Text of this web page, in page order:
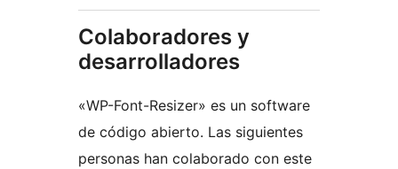
Colaboradores y
desarrolladores
«WP-Font-Resizer» es un software
de código abierto. Las siguientes
personas han colaborado con este